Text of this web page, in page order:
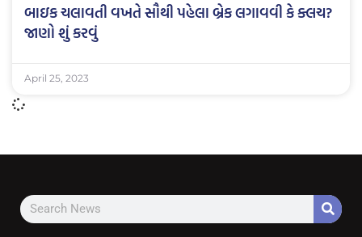
બાઇક ચલાવતી વખતે સૌથી પહેલા બ્રેક લગાવવી કે ક્લચ?
જાણો શું કરવું
April 25, 2023